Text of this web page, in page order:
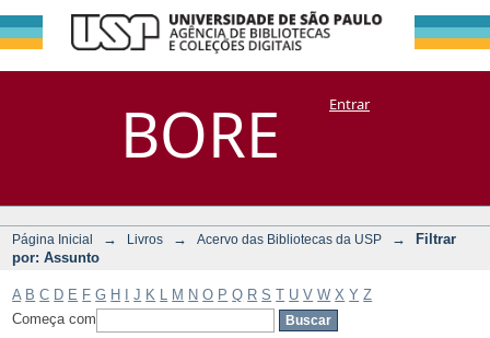
BORE
Filtrar por:
Assunto
DSpace/Manakin + CoriscoEntrar
Página Inicial → Livros → Acervo das Bibliotecas da USP →
Filtrar
por: Assunto
A B C D E F G H J K M N O P Q R S T U V W X Y Z
Começa com